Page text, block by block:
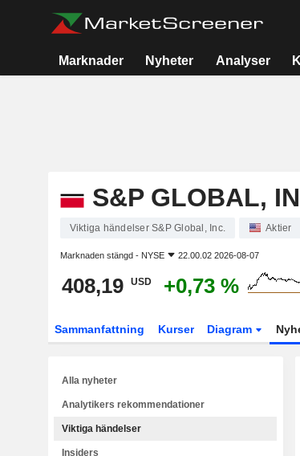
Marknader Nyheter Analyser
S&P GLOBAL,
Viktiga händelser S&P Global, Inc. Aktier
Marknaden stängd - NYSE 22.00.02 2026-08-07
408,19 USD +0,73 %
Sammanfattning Kurser Diagram
Alla nyheter
Analytikers rekommendationer
Viktiga händelser
Insiders